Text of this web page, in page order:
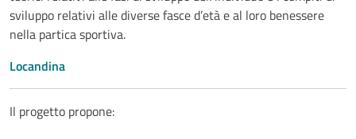
sviluppo relativi alle diverse fasce d’età e al loro benessere
nella partica sportiva.
Locandina
Il progetto propone: